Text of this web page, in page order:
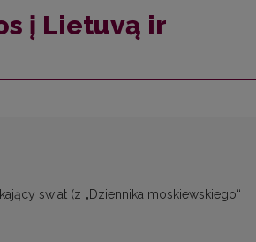
į Lietuvą ir
swiat (z „Dziennika moskiewskiego“